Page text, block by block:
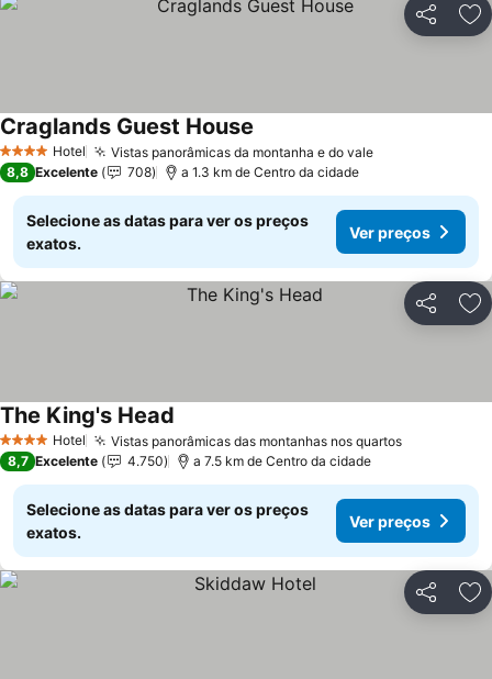
Partilhar
4 EstrelasHotel Vistas panorâmicas da montanha e do vale
Craglands Guest House
8,8 Excelente 708 a 1.3 km de Centro da cidade
Selecione as datas para ver os preços
exatos.
Ver preços
Partilhar
4 EstrelasHotel Vistas panorâmicas das montanhas nos quartos
The King's Head
8,7 Excelente 4.750 a 7.5 km de Centro da cidade
Selecione as datas para ver os preços
exatos.
Ver preços
Partilhar